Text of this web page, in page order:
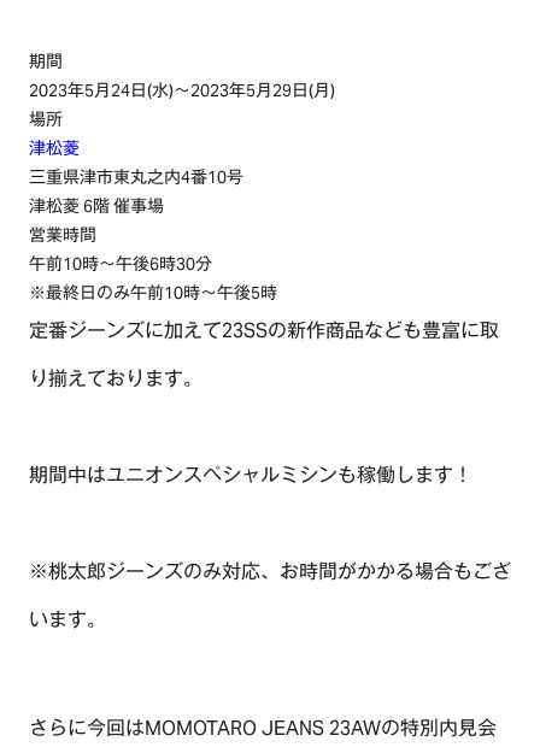
期間
2023年5月24日(水)～2023年5月29日(月)
場所
津松菱
三重県津市東丸之内4番10号
津松菱 6階 催事場
営業時間
午前10時～午後6時30分
※最終日のみ午前10時～午後5時
定番ジーンズに加えて23SSの新作商品なども豊富に取
り揃えております。
期間中はユニオンスペシャルミシンも稼働します！
※桃太郎ジーンズのみ対応、お時間がかかる場合もござ
います。
さらに今回はMOMOTARO JEANS 23AWの特別内見会